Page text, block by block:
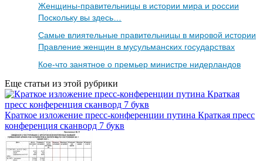
Женщины-правительницы в истории мира и россии
Поскольку вы здесь…
Самые влиятельные правительницы в мировой истории
Правление женщин в мусульманских государствах
Кое-что занятное о премьер министре нидерландов
Еще статьи из этой рубрики
Краткое изложение пресс-конференции путина Краткая пресс
конференция сканворд 7 букв